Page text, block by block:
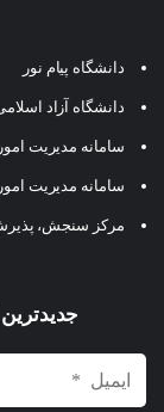
دانشگاه پیام نور
دانشگاه آزاد
سامانه مدیریت
سامانه مدیریت
مرکز سنجش، پذیرش